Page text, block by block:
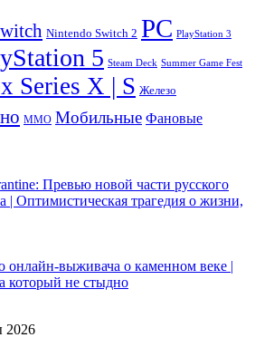
Nintendo Switch 2 PC PlayStation 3
5 Steam Deck Summer Game Fest
Series X | S Железо
ММО Мобильные Фановые
Превью новой части русского
| Оптимистическая трагедия о жизни,
онлайн-выживача о каменном веке |
который не стыдно
2026